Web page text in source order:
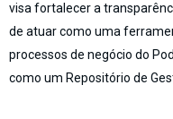
visa fortalecer a
de atuar como uma
processos de negócio do
como um Repositório de